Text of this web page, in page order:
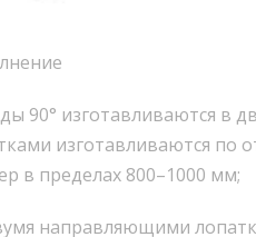
90° изготавливаются в
изготавливаются по
в пределах 800–1000 мм;
направляющими